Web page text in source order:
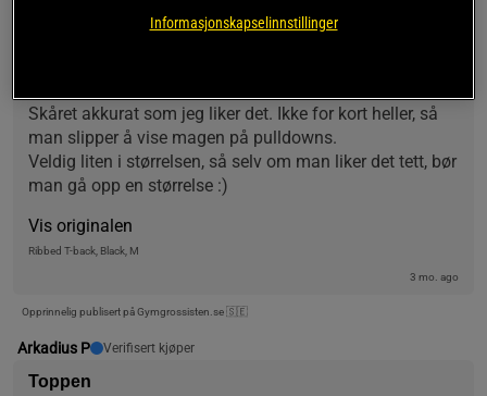
Skåret akkurat som jeg liker det. Ikke for kort heller, så
man slipper å vise magen på pulldowns.
Veldig liten i størrelsen, så selv om man liker det tett, bør
man gå opp en størrelse :)
Vis originalen
Ribbed T-back, Black, M
3 mo. ago
Opprinnelig publisert på Gymgrossisten.se 🇸🇪
Arkadius P Verifisert kjøper
Toppen
Informasjonskapselinnstillinger